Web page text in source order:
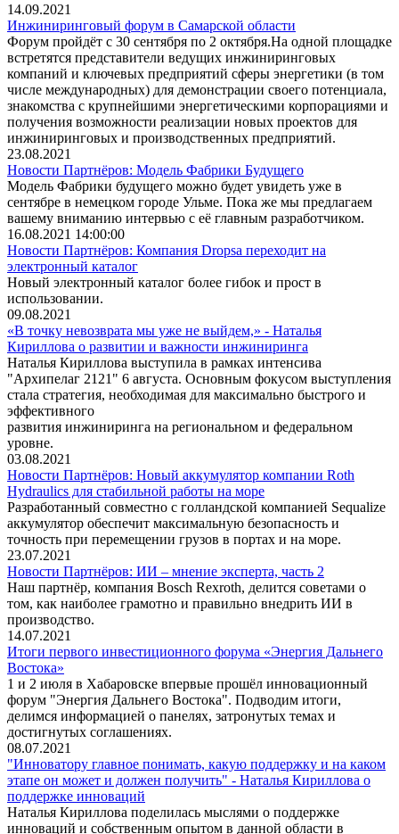
14.09.2021
Инжиниринговый форум в Самарской области
Форум пройдёт с 30 сентября по 2 октября.На одной площадке
встретятся представители ведущих инжиниринговых
компаний и ключевых предприятий сферы энергетики (в том
числе международных) для демонстрации своего потенциала,
знакомства с крупнейшими энергетическими корпорациями и
получения возможности реализации новых проектов для
инжиниринговых и производственных предприятий.
23.08.2021
Новости Партнёров: Модель Фабрики Будущего
Модель Фабрики будущего можно будет увидеть уже в
сентябре в немецком городе Ульме. Пока же мы предлагаем
вашему вниманию интервью с её главным разработчиком.
16.08.2021 14:00:00
Новости Партнёров: Компания Dropsa переходит на
электронный каталог
Новый электронный каталог более гибок и прост в
использовании.
09.08.2021
«В точку невозврата мы уже не выйдем,» - Наталья
Кириллова о развитии и важности инжиниринга
Наталья Кириллова выступила в рамках интенсива
"Архипелаг 2121" 6 августа. Основным фокусом выступления
стала стратегия, необходимая для максимально быстрого и
эффективного
развития инжиниринга на региональном и федеральном
уровне.
03.08.2021
Новости Партнёров: Новый аккумулятор компании Roth
Hydraulics для стабильной работы на море
Разработанный совместно с голландской компанией Sequalize
аккумулятор обеспечит максимальную безопасность и
точность при перемещении грузов в портах и на море.
23.07.2021
Новости Партнёров: ИИ – мнение эксперта, часть 2
Наш партнёр, компания Bosch Rexroth, делится советами о
том, как наиболее грамотно и правильно внедрить ИИ в
производство.
14.07.2021
Итоги первого инвестиционного форума «Энергия Дальнего
Востока»
1 и 2 июля в Хабаровске впервые прошёл инновационный
форум "Энергия Дальнего Востока". Подводим итоги,
делимся информацией о панелях, затронутых темах и
достигнутых соглашениях.
08.07.2021
"Инноватору главное понимать, какую поддержку и на каком
этапе он может и должен получить" - Наталья Кириллова о
поддержке инноваций
Наталья Кириллова поделилась мыслями о поддержке
инноваций и собственным опытом в данной области в